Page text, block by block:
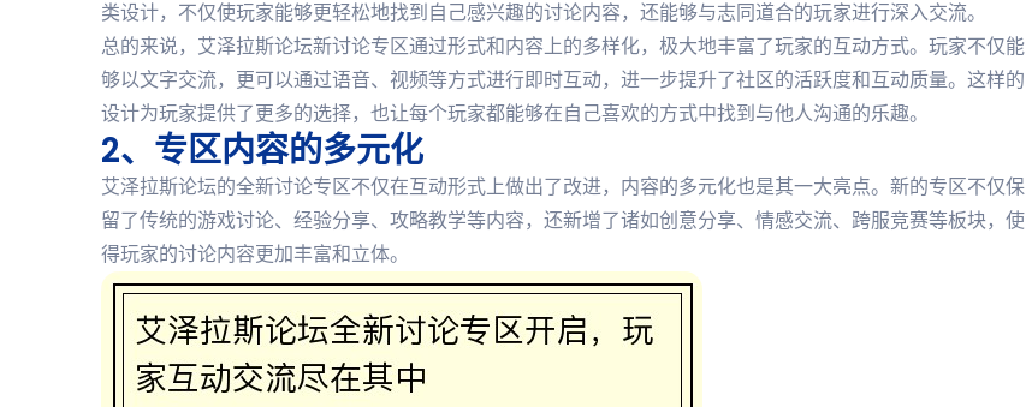
类设计，不仅使玩家能够更轻松地找到自己感兴趣的讨论内容，还能够与志同道合的玩家进行深入交流。
总的来说，艾泽拉斯论坛新讨论专区通过形式和内容上的多样化，极大地丰富了玩家的互动方式。玩家不仅能
够以文字交流，更可以通过语音、视频等方式进行即时互动，进一步提升了社区的活跃度和互动质量。这样的
设计为玩家提供了更多的选择，也让每个玩家都能够在自己喜欢的方式中找到与他人沟通的乐趣。
2、专区内容的多元化
艾泽拉斯论坛的全新讨论专区不仅在互动形式上做出了改进，内容的多元化也是其一大亮点。新的专区不仅保
留了传统的游戏讨论、经验分享、攻略教学等内容，还新增了诸如创意分享、情感交流、跨服竞赛等板块，使
得玩家的讨论内容更加丰富和立体。